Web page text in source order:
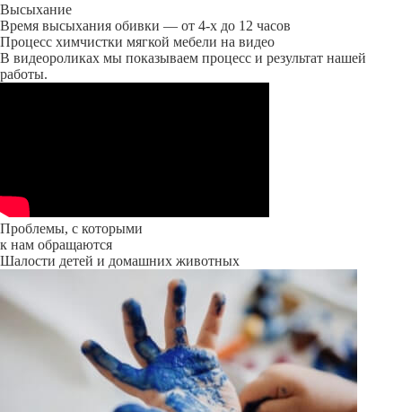
Высыхание
Время высыхания обивки — от 4-х до 12 часов
Процесс химчистки мягкой мебели на видео
В видеороликах мы показываем процесс и результат нашей
работы.
Проблемы, с которыми
к нам обращаются
Шалости детей и домашних животных